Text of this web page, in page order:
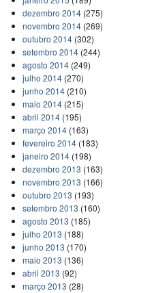
dezembro 2014(275)
novembro 2014(269)
outubro 2014(302)
setembro 2014(244)
agosto 2014(249)
julho 2014(270)
junho 2014(210)
maio 2014(215)
abril 2014(195)
março 2014(163)
fevereiro 2014(183)
janeiro 2014(198)
dezembro 2013 (163)
novembro 2013 (166)
outubro 2013 (193)
setembro 2013 (160)
agosto 2013 (185)
julho 2013 (188)
junho 2013 (170)
maio 2013 (136)
abril 2013 (92)
março 2013 (28)